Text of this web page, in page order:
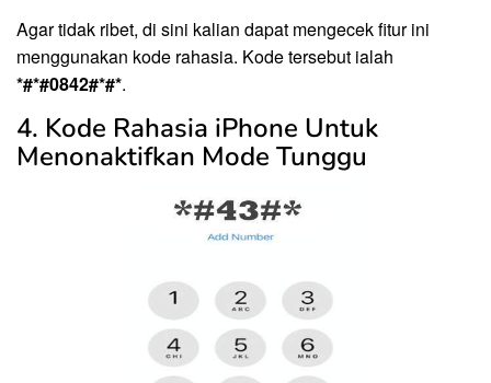
Agar tidak ribet, di sini kalian dapat mengecek fitur ini
menggunakan kode rahasia. Kode tersebut ialah
*#*#0842#*#*.
4. Kode Rahasia iPhone Untuk
Menonaktifkan Mode Tunggu